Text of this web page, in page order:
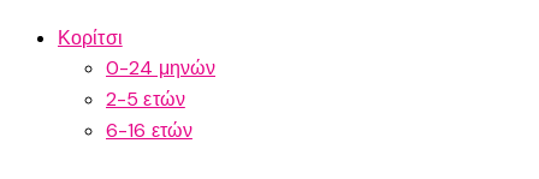
Κορίτσι
0-24 μηνών
2-5 ετών
6-16 ετών